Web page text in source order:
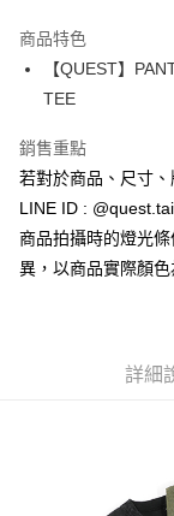
街口支付
ATM付款
運送方式
全家取貨付款
每筆NT$60，滿
7-11取貨付款
商品特色
【QUEST】
TEE
銷售重點
若對於商品、尺寸
LINE ID :
商品拍攝時的燈光
異，以商品實際顏色
詳細